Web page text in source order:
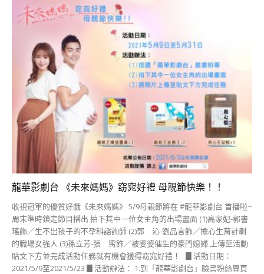
龍華影劇台 《未來媽媽》窈窕好禮 母親節快樂！！
收視冠軍的優質好戲《未來媽媽》 5/9母親節將在 #龍華影劇台 首播啦~
周末準時鎖定節目播出 拍下其中一位女主角的出場畫面 (1)高家妃-郭書
瑤飾／生不出孩子的不孕科諮詢師 (2)郭 沁-劉品言飾／擔心生育計劃
的職場女強人 (3)孫立芳-張 寗飾／被婆婆催生的豪門媳婦 上傳至活動
貼文下方並完成活動任務就有機會獲得窈窕好禮！ ▊活動日期：
2021/5/9至2021/5/23 ▊活動辦法： 1.到「龍華影劇台」臉書粉絲專頁